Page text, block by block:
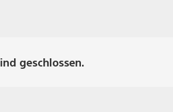
geschlossen.